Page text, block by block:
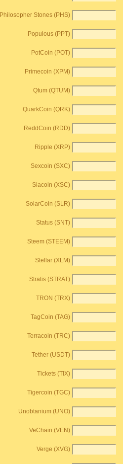
Philosopher Stones (PHS)
Populous (PPT)
PotCoin (POT)
Primecoin (XPM)
Qtum (QTUM)
QuarkCoin (QRK)
ReddCoin (RDD)
Ripple (XRP)
Sexcoin (SXC)
Siacoin (XSC)
SolarCoin (SLR)
Status (SNT)
Steem (STEEM)
Stellar (XLM)
Stratis (STRAT)
TRON (TRX)
TagCoin (TAG)
Terracoin (TRC)
Tether (USDT)
Tickets (TIX)
Tigercoin (TGC)
Unobtanium (UNO)
VeChain (VEN)
Verge (XVG)